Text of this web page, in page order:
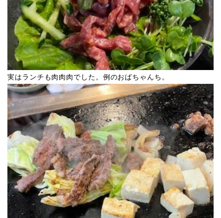
実はランチも肉肉肉でした。例のおばちゃんち。